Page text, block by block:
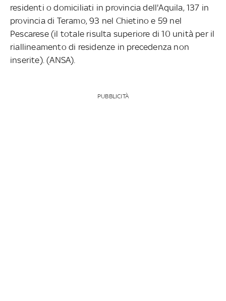
residenti o domiciliati in provincia dell'Aquila, 137 in
provincia di Teramo, 93 nel Chietino e 59 nel
Pescarese (il totale risulta superiore di 10 unità per il
riallineamento di residenze in precedenza non
inserite). (ANSA).
PUBBLICITÀ